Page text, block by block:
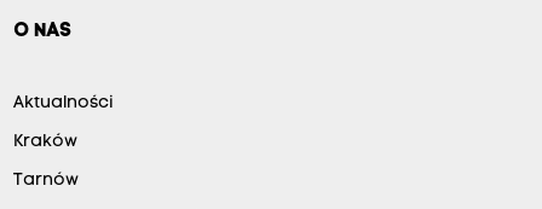
O NAS
Aktualności
Kraków
Tarnów